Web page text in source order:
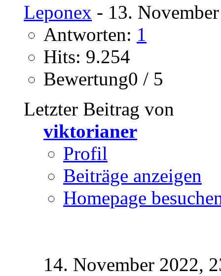
Leponex - 13.
Antworten: 1
Hits: 9.254
Bewertung0 / 5
Letzter Beitrag von
viktorianer
Profil
Beiträge anzeigen
Homepage
14. November 2022,